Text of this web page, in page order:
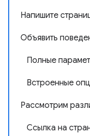
Напишите
Объявить
Полные
Встроенные
Рассмотрим
Ссылка на